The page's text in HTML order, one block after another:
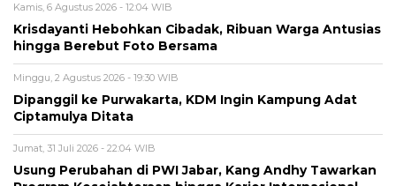
Kamis, 6 Agustus 2026 - 12:04 WIB
Krisdayanti Hebohkan Cibadak, Ribuan Warga Antusias
hingga Berebut Foto Bersama
Minggu, 2 Agustus 2026 - 19:30 WIB
Dipanggil ke Purwakarta, KDM Ingin Kampung Adat
Ciptamulya Ditata
Jumat, 31 Juli 2026 - 22:04 WIB
Usung Perubahan di PWI Jabar, Kang Andhy Tawarkan